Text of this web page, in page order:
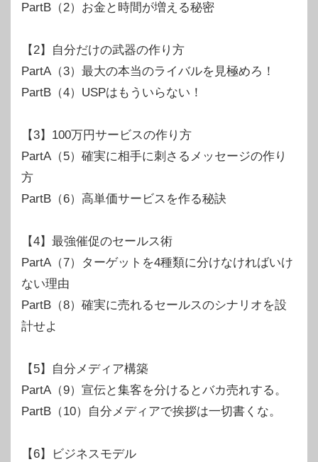
PartB（2）お金と時間が増える秘密
【2】自分だけの武器の作り方
PartA（3）最大の本当のライバルを見極めろ！
PartB（4）USPはもういらない！
【3】100万円サービスの作り方
PartA（5）確実に相手に刺さるメッセージの作り
方
PartB（6）高単価サービスを作る秘訣
【4】最強催促のセールス術
PartA（7）ターゲットを4種類に分けなければいけ
ない理由
PartB（8）確実に売れるセールスのシナリオを設
計せよ
【5】自分メディア構築
PartA（9）宣伝と集客を分けるとバカ売れする。
PartB（10）自分メディアで挨拶は一切書くな。
【6】ビジネスモデル